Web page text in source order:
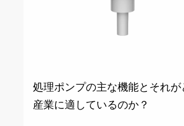
処理ポンプの主な機能とそれが
産業に適しているのか？